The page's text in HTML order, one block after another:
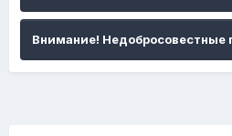
Внимание! Недобросовестные